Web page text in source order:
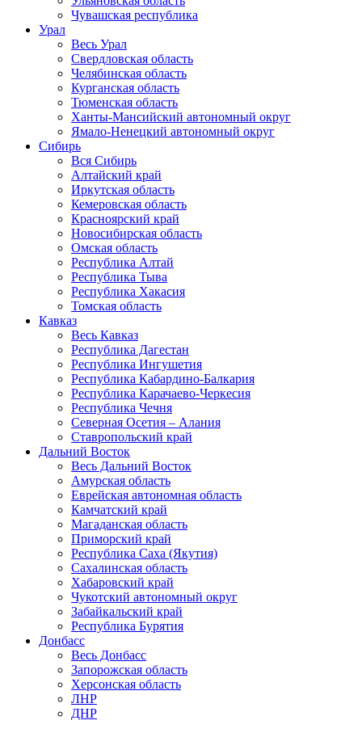
Чувашская республика
Урал
Весь Урал
Свердловская область
Челябинская область
Курганская область
Тюменская область
Ханты-Мансийский автономный округ
Ямало-Ненецкий автономный округ
Сибирь
Вся Сибирь
Алтайский край
Иркутская область
Кемеровская область
Красноярский край
Новосибирская область
Омская область
Республика Алтай
Республика Тыва
Республика Хакасия
Томская область
Кавказ
Весь Кавказ
Республика Дагестан
Республика Ингушетия
Республика Кабардино-Балкария
Республика Карачаево-Черкесия
Республика Чечня
Северная Осетия – Алания
Ставропольский край
Дальний Восток
Весь Дальний Восток
Амурская область
Еврейская автономная область
Камчатский край
Магаданская область
Приморский край
Республика Саха (Якутия)
Сахалинская область
Хабаровский край
Чукотский автономный округ
Забайкальский край
Республика Бурятия
Донбасс
Весь Донбасс
Запорожская область
Херсонская область
ЛНР
ДНР